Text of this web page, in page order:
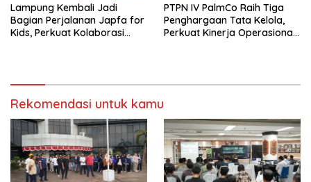
Lampung Kembali Jadi
Bagian Perjalanan Japfa for
Kids, Perkuat Kolaborasi
PTPN IV PalmCo Raih Tiga
Penghargaan Tata Kelola,
Perkuat Kinerja Operasional
Rekomendasi untuk kamu